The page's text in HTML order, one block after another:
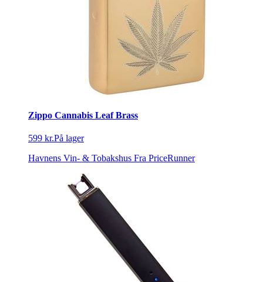
Zippo Cannabis Leaf Brass
599 kr.På lager
Havnens Vin- & Tobakshus Fra PriceRunner